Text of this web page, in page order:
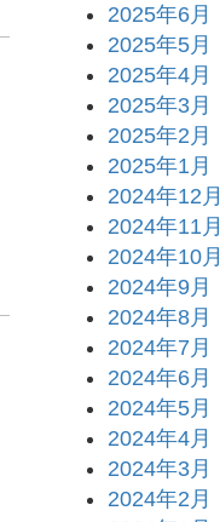
2025年6月
2025年5月
2025年4月
2025年3月
2025年2月
2025年1月
2024年12月
2024年11月
2024年10月
2024年9月
2024年8月
2024年7月
2024年6月
2024年5月
2024年4月
2024年3月
2024年2月